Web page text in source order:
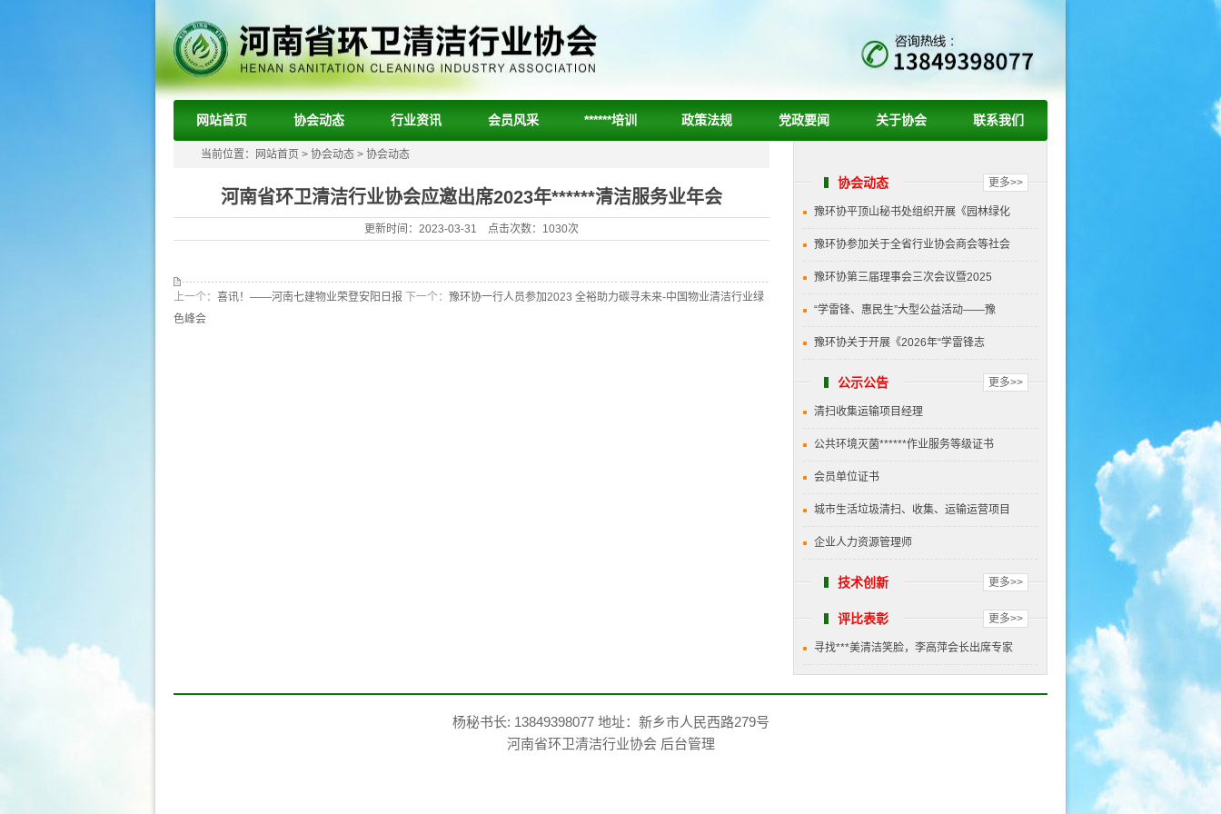
网站首页 协会动态 行业资讯 会员风采 ******培训 政策法规 党政要闻 关于协会 联系我们
更多>>
协会动态
豫环协平顶山秘书处组织开展《园林绿化
豫环协参加关于全省行业协会商会等社会
豫环协第三届理事会三次会议暨2025
“学雷锋、惠民生”大型公益活动——豫
豫环协关于开展《2026年“学雷锋志
更多>>
公示公告
清扫收集运输项目经理
公共环境灭菌******作业服务等级证书
会员单位证书
城市生活垃圾清扫、收集、运输运营项目
企业人力资源管理师
更多>>
技术创新
更多>>
评比表彰
寻找***美清洁笑脸，李高萍会长出席专家
当前位置： 网站首页 > 协会动态 > 协会动态
河南省环卫清洁行业协会应邀出席2023年******清洁服务业年会
更新时间：2023-03-31 点击次数：1030次
上一个： 喜讯！——河南七建物业荣登安阳日报 下一个： 豫环协一行人员参加2023 全裕助力碳寻未来-中国物业清洁行业绿
色峰会
杨秘书长: 13849398077 地址：新乡市人民西路279号
河南省环卫清洁行业协会 后台管理